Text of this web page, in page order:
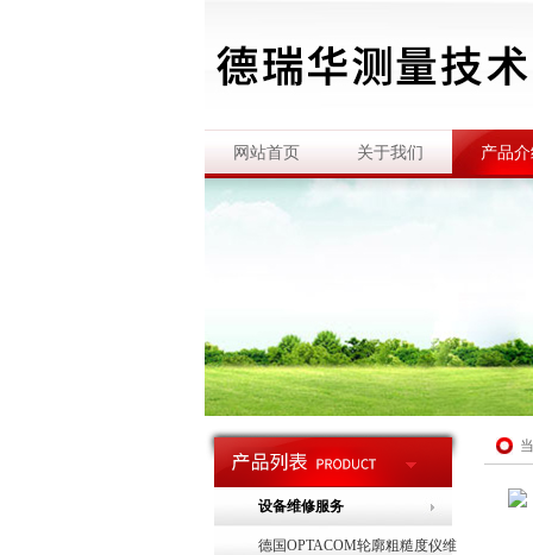
网站首页 关于我们 产品
设备维修服务
德国OPTACOM轮廓粗糙度仪维